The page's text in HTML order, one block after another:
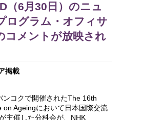
（6月30日）のニュ
ログラム・オフィサ
コメントが放映され
掲載
ンコクで開催されたThe 16th
on Ageingにおいて日本国際交流
主催した分科会が、NHK